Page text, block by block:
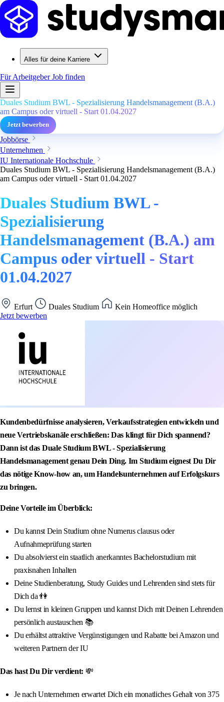
Alles für deine Karriere
Für ArbeitgeberJob finden
Duales Studium BWL - Spezialisierung Handelsmanagement (B.A.)
am Campus oder virtuell - Start 01.04.2027
Jetzt bewerben
Jobbörse
Unternehmen
IU Internationale Hochschule
Duales Studium BWL - Spezialisierung Handelsmanagement (B.A.)
am Campus oder virtuell - Start 01.04.2027
Duales Studium BWL -
Spezialisierung
Handelsmanagement (B.A.) am
Campus oder virtuell - Start
01.04.2027
Erfurt Duales Studium
Kein Homeoffice möglich
Jetzt bewerben
Kundenbedürfnisse analysieren, Verkaufsstrategien entwickeln und
neue Vertriebskanäle erschließen: Das klingt für Dich spannend?
Dann ist das Duale Studium BWL - Spezialisierung
Handelsmanagement genau Dein Ding. Im Studium eignest Du Dir
das nötige Know-how an, um Handelsunternehmen auf Erfolgskurs
zu bringen.
Deine Vorteile im Überblick:
Du kannst Dein Studium ohne Numerus clausus oder
Aufnahmeprüfung starten
Du absolvierst ein staatlich anerkanntes Bachelorstudium mit
praxisnahen Inhalten
Deine Studienberatung, Study Guides und Lehrenden sind stets für
Dich da 👫
Du lernst in kleinen Gruppen und kannst Dich mit Deinen Lehrenden
persönlich austauschen 📚
Du erhältst attraktive Vergünstigungen und Rabatte bei Amazon und
weiteren Partnern der IU
Das hast Du Dir verdient: 💸
Je nach Unternehmen erwartet Dich ein monatliches Gehalt von 375